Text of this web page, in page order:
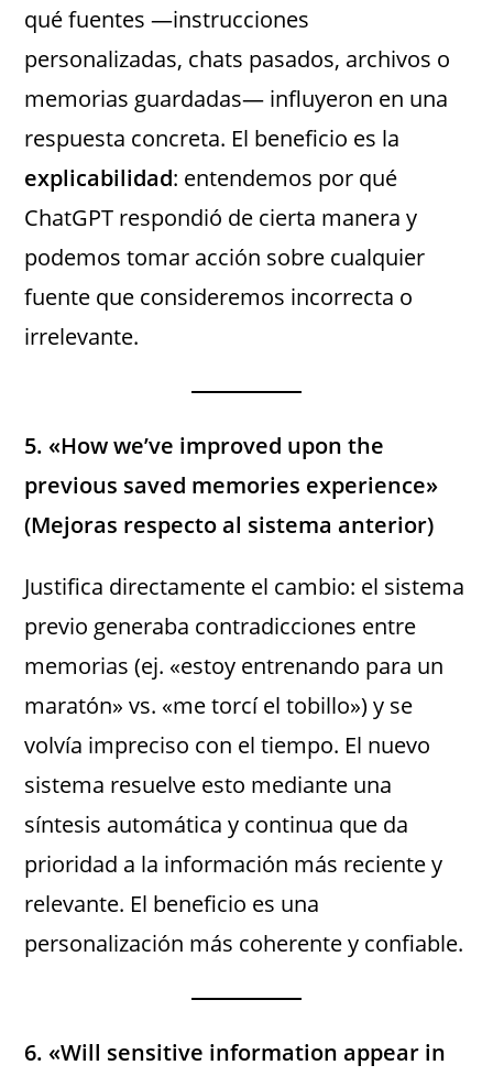
qué fuentes —instrucciones
personalizadas, chats pasados, archivos o
memorias guardadas— influyeron en una
respuesta concreta. El beneficio es la
explicabilidad: entendemos por qué
ChatGPT respondió de cierta manera y
podemos tomar acción sobre cualquier
fuente que consideremos incorrecta o
irrelevante.
5. «How we’ve improved upon the
previous saved memories experience»
(Mejoras respecto al sistema anterior)
Justifica directamente el cambio: el sistema
previo generaba contradicciones entre
memorias (ej. «estoy entrenando para un
maratón» vs. «me torcí el tobillo») y se
volvía impreciso con el tiempo. El nuevo
sistema resuelve esto mediante una
síntesis automática y continua que da
prioridad a la información más reciente y
relevante. El beneficio es una
personalización más coherente y confiable.
6. «Will sensitive information appear in